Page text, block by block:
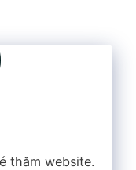
thăm website.